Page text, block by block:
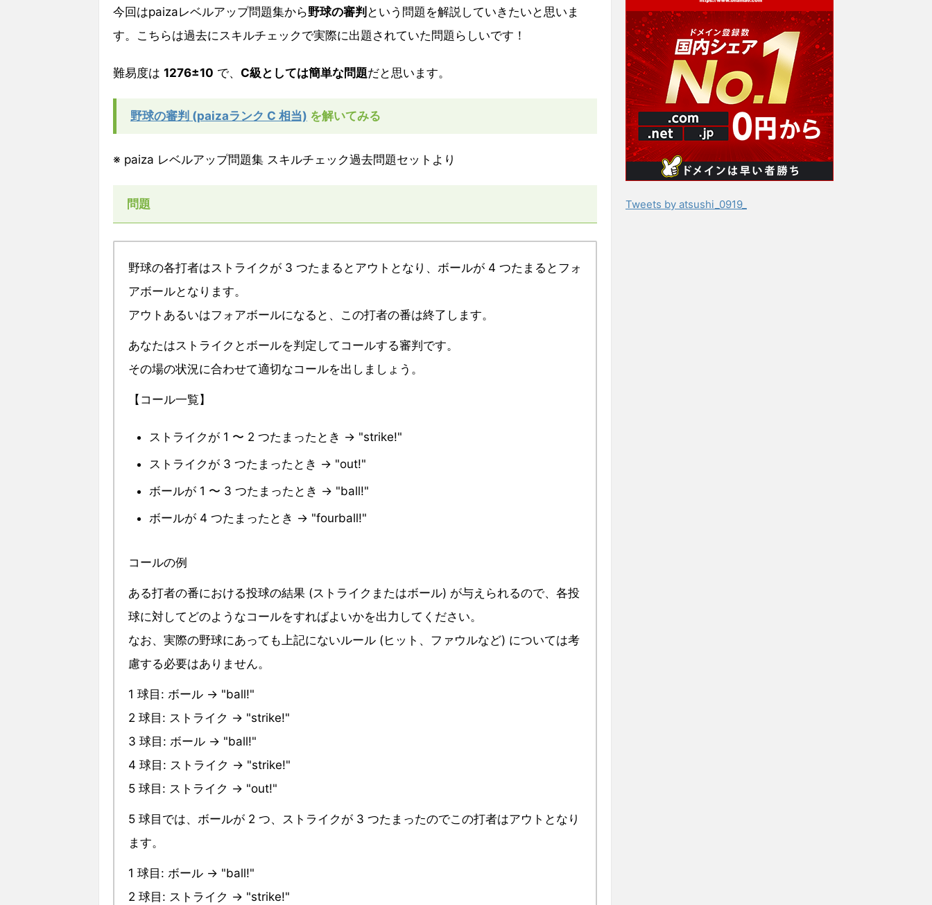
今回はpaizaレベルアップ問題集から野球の審判 という問題を解説していきたいと思いま
す。こちらは過去にスキルチェックで実際に出題されていた問題らしいです！
難易度は 1276±10 で、 C級としては簡単な問題だと思います。
野球の審判 (paizaランク C 相当) を解いてみる
※ paiza レベルアップ問題集 スキルチェック過去問題セットより
問題
野球の各打者はストライクが 3 つたまるとアウトとなり、ボールが 4 つたまるとフォ
アボールとなります。
アウトあるいはフォアボールになると、この打者の番は終了します。
あなたはストライクとボールを判定してコールする審判です。
その場の状況に合わせて適切なコールを出しましょう。
【コール一覧】
ストライクが 1 〜 2 つたまったとき → "strike!"
ストライクが 3 つたまったとき → "out!"
ボールが 1 〜 3 つたまったとき → "ball!"
ボールが 4 つたまったとき → "fourball!"
コールの例
ある打者の番における投球の結果 (ストライクまたはボール) が与えられるので、各投
球に対してどのようなコールをすればよいかを出力してください。
なお、実際の野球にあっても上記にないルール (ヒット、ファウルなど) については考
慮する必要はありません。
1 球目: ボール → "ball!"
2 球目: ストライク → "strike!"
3 球目: ボール → "ball!"
4 球目: ストライク → "strike!"
5 球目: ストライク → "out!"
5 球目では、ボールが 2 つ、ストライクが 3 つたまったのでこの打者はアウトとなり
ます。
1 球目: ボール → "ball!"
2 球目: ストライク → "strike!"
Tweets by atsushi_0919_